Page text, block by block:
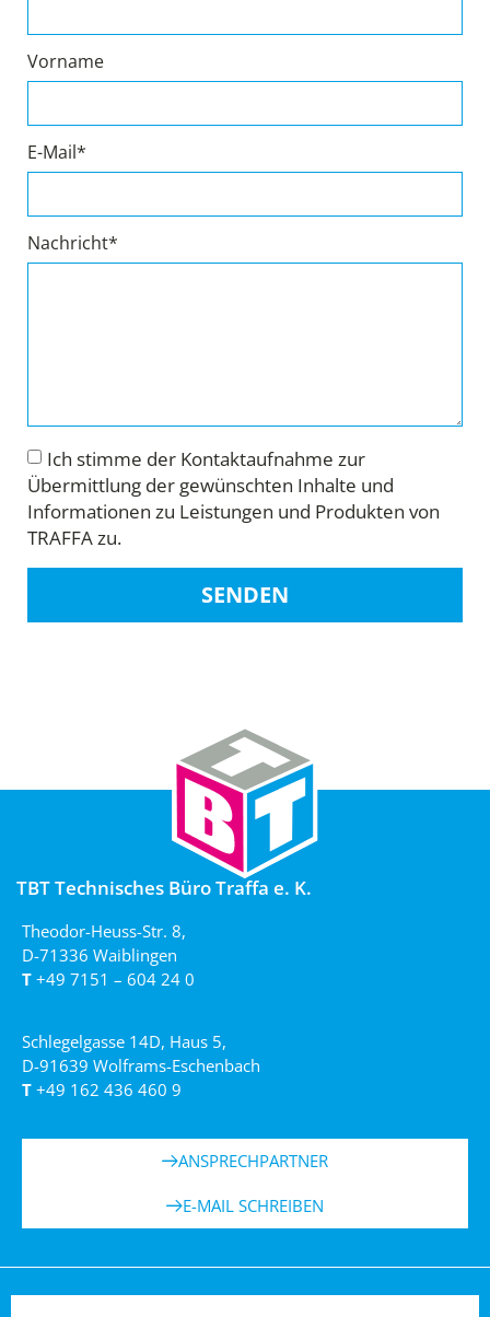
Vorname
E-Mail*
Nachricht*
Ich stimme der Kontaktaufnahme zur
Übermittlung der gewünschten Inhalte und
Informationen zu Leistungen und Produkten von
TRAFFA zu.
SENDEN
TBT Technisches Büro Traffa e. K.
Theodor-Heuss-Str. 8,
D-71336 Waiblingen
T +49 7151 – 604 24 0
Schlegelgasse 14D, Haus 5,
D-91639 Wolframs-Eschenbach
T +49 162 436 460 9
ANSPRECHPARTNER
E-MAIL SCHREIBEN